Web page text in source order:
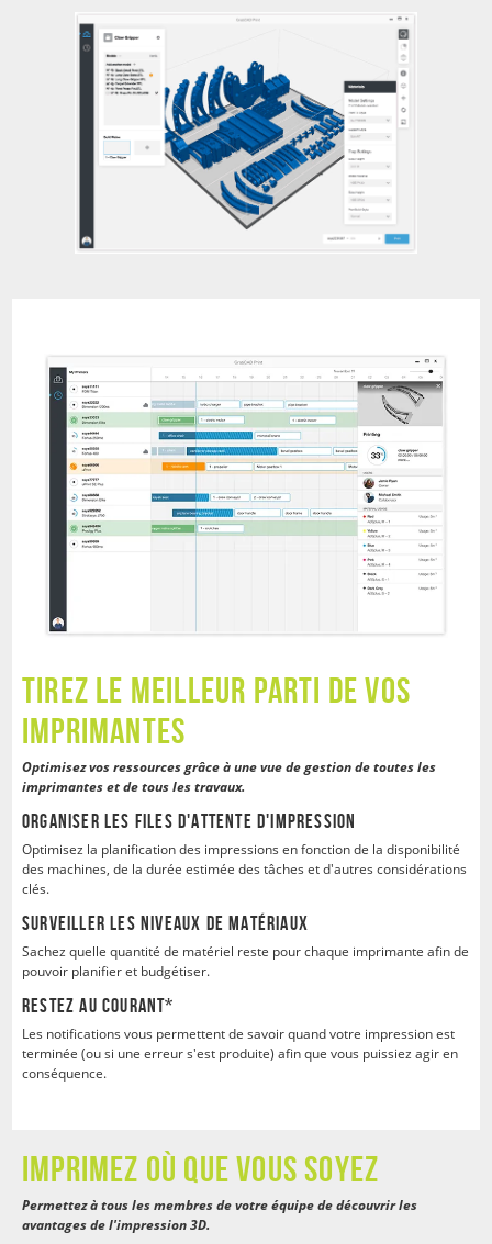
Tirez le meilleur parti de vos
imprimantes
Optimisez vos ressources grâce à une vue de gestion de toutes les
imprimantes et de tous les travaux.
Organiser les files d'attente d'impression
Optimisez la planification des impressions en fonction de la disponibilité
des machines, de la durée estimée des tâches et d'autres considérations
clés.
Surveiller les niveaux de matériaux
Sachez quelle quantité de matériel reste pour chaque imprimante afin de
pouvoir planifier et budgétiser.
Restez au courant*
Les notifications vous permettent de savoir quand votre impression est
terminée (ou si une erreur s'est produite) afin que vous puissiez agir en
conséquence.
Imprimez où que vous soyez
Permettez à tous les membres de votre équipe de découvrir les
avantages de l'impression 3D.